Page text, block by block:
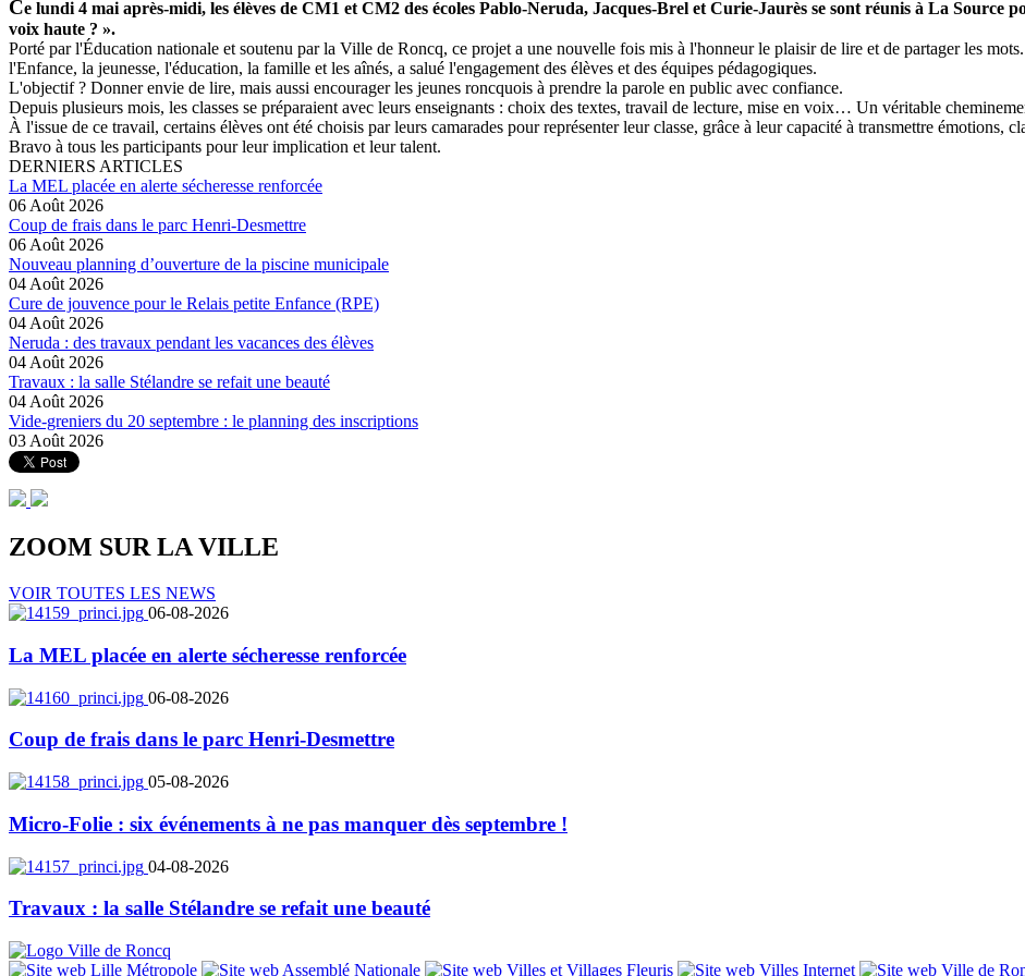
Ce lundi 4 mai après-midi, les élèves de CM1 et CM2 des écoles Pablo-Neruda, Jacques-Brel et Curie-Jaurès se sont réunis à La
voix haute ? ».
Porté par l'Éducation nationale et soutenu par la Ville de Roncq, ce projet a une nouvelle fois mis à l'honneur le plaisir de lire et de partager les
l'Enfance, la jeunesse, l'éducation, la famille et les aînés, a salué l'engagement des élèves et des équipes pédagogiques.
L'objectif ? Donner envie de lire, mais aussi encourager les jeunes roncquois à prendre la parole en public avec confiance.
Depuis plusieurs mois, les classes se préparaient avec leurs enseignants : choix des textes, travail de lecture, mise en voix… Un véritable
À l'issue de ce travail, certains élèves ont été choisis par leurs camarades pour représenter leur classe, grâce à leur capacité à transmettre émotions,
Bravo à tous les participants pour leur implication et leur talent.
DERNIERS ARTICLES
La MEL placée en alerte sécheresse renforcée
06 Août 2026
Coup de frais dans le parc Henri-Desmettre
06 Août 2026
Nouveau planning d’ouverture de la piscine municipale
04 Août 2026
Cure de jouvence pour le Relais petite Enfance (RPE)
04 Août 2026
Neruda : des travaux pendant les vacances des élèves
04 Août 2026
Travaux : la salle Stélandre se refait une beauté
04 Août 2026
Vide-greniers du 20 septembre : le planning des inscriptions
03 Août 2026
ZOOM SUR LAVILLE
VOIR TOUTES LES NEWS
06-08-2026
La MEL placée en alerte sécheresse renforcée
06-08-2026
Coup de frais dans le parc Henri-Desmettre
05-08-2026
Micro-Folie : six événements à ne pas manquer dès septembre !
04-08-2026
Travaux : la salle Stélandre se refait une beauté